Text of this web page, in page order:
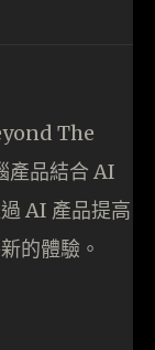
The
產品結合 AI
AI 產品提高
的體驗。